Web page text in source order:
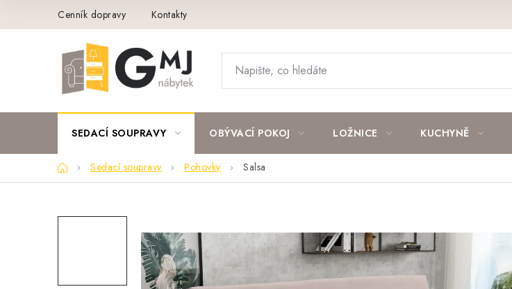
Cenník dopravy Kontakty
SEDACÍ SOUPRAVY OBÝVACÍ POKOJ LOŽNICE KUCHYNĚ
DomůSedací soupravy Pohovky Salsa